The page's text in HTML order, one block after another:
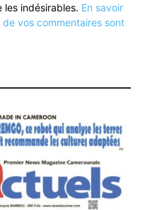
les indésirables. En savoir
vos commentaires sont